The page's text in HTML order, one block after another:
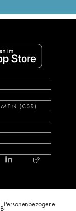
(CSR)
Personenbezogene